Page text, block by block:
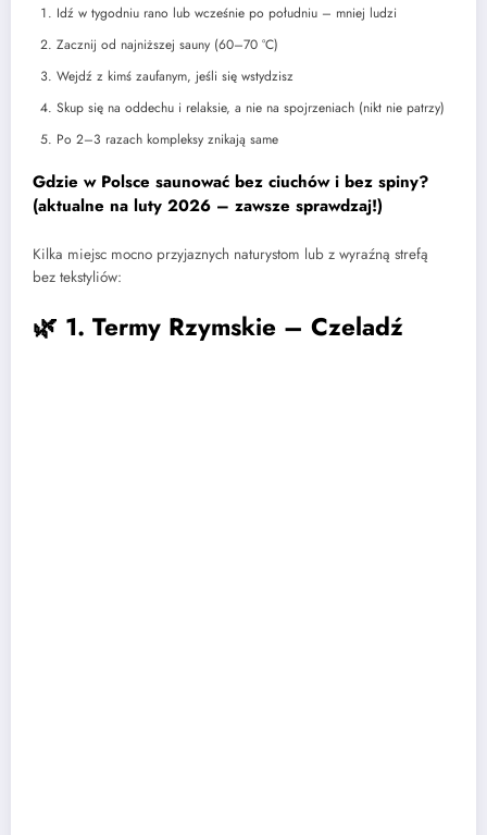
Idź w tygodniu rano lub wcześnie po południu – mniej ludzi
Zacznij od najniższej sauny (60–70 °C)
Wejdź z kimś zaufanym, jeśli się wstydzisz
Skup się na oddechu i relaksie, a nie na spojrzeniach (nikt nie patrzy)
Po 2–3 razach kompleksy znikają same
Gdzie w Polsce saunować bez ciuchów i bez spiny?
(aktualne na luty 2026 – zawsze sprawdzaj!)
Kilka miejsc mocno przyjaznych naturystom lub z wyraźną strefą
bez tekstyliów:
🌿 1. Termy Rzymskie – Czeladź